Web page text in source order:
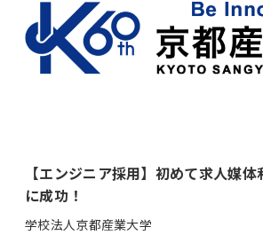
【エンジニア採用】初めて求人媒
に成功！
学校法人京都産業大学